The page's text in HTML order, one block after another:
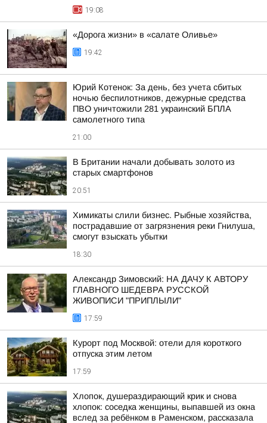
19:08
«Дорога жизни» в «салате Оливье»
19:42
Юрий Котенок: За день, без учета сбитых
ночью беспилотников, дежурные средства
ПВО уничтожили 281 украинский БПЛА
самолетного типа
21:00
В Британии начали добывать золото из
старых смартфонов
20:51
Химикаты слили бизнес. Рыбные хозяйства,
пострадавшие от загрязнения реки Гнилуша,
смогут взыскать убытки
18:30
Александр Зимовский: НА ДАЧУ К АВТОРУ
ГЛАВНОГО ШЕДЕВРА РУССКОЙ
ЖИВОПИСИ "ПРИПЛЫЛИ"
17:59
Курорт под Москвой: отели для короткого
отпуска этим летом
17:59
Хлопок, душераздирающий крик и снова
хлопок: соседка женщины, выпавшей из окна
вслед за ребёнком в Раменском, рассказала